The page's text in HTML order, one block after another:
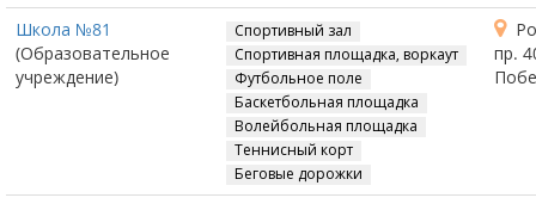
Школа №81
(Образовательное
учреждение)
Спортивный зал
Спортивная площадка, воркаут
Футбольное поле
Баскетбольная площадка
Волейбольная площадка
Теннисный корт
Беговые дорожки
пр.